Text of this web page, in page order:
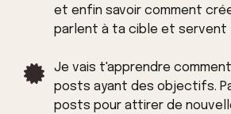
et enfin savoir comment
parlent à ta cible et
Je vais t'apprendre
posts ayant des objectifs.
posts pour attirer de